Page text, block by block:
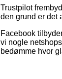
Trustpilot
den grund er det
Facebook
vi nogle
bedømme hvor